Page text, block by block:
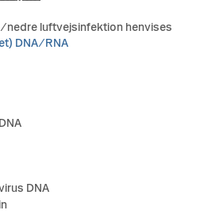
nedre luftvejsinfektion henvises
DNA/RNA
DNA